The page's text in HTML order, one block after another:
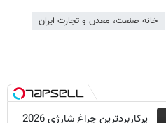
خانه صنعت، معدن و تجارت ایران
پرکاربردترین چراغ شارژی 2026